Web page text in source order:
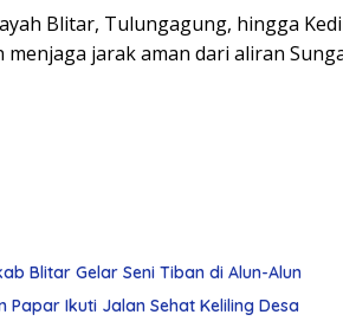
Blitar, Tulungagung, hingga
jarak aman dari aliran
Blitar Gelar Seni Tiban di Alun-Alun
Papar Ikuti Jalan Sehat Keliling Desa